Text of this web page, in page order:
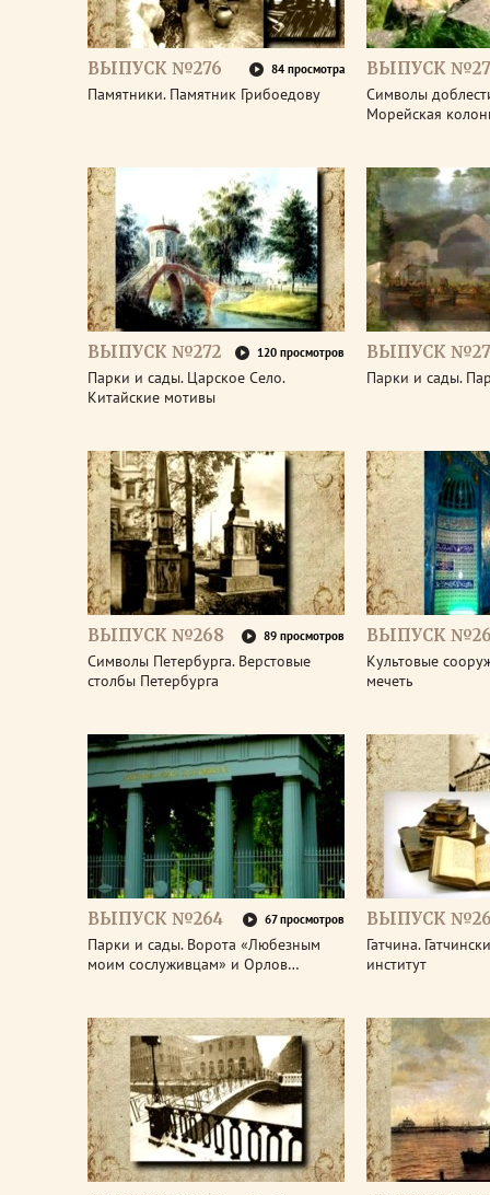
ВЫПУСК №276 84 просмотра
Памятники. Памятник Грибоедову
ВЫПУСК
Символы
Морейская
ВЫПУСК №272 120 просмотров
Парки и сады. Царское Село.
Китайские мотивы
ВЫПУСК
Парки и сады.
ВЫПУСК №268 89 просмотров
Символы Петербурга. Верстовые
столбы Петербурга
ВЫПУСК
Культовые
мечеть
ВЫПУСК №264 67 просмотров
Парки и сады. Ворота «Любезным
моим сослуживцам» и Орлов…
ВЫПУСК
Гатчина.
институт